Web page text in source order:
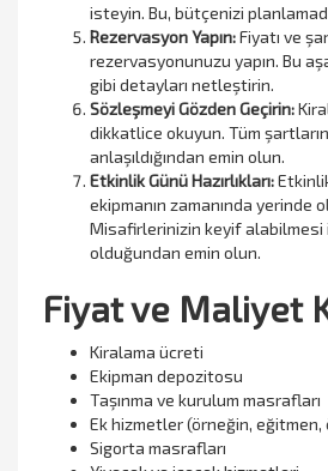
isteyin. Bu, bütçenizi
Rezervasyon Yapın:Fiyatı ve
rezervasyonunuzu yapın. Bu
gibi detayları netleştirin.
Sözleşmeyi Gözden Geçirin:
dikkatlice okuyun. Tüm
anlaşıldığından emin olun.
Etkinlik Günü Hazırlıkları:
ekipmanın zamanında yerinde
Misafirlerinizin keyif alabilmesi
olduğundan emin olun.
Fiyat ve Maliyet
Kiralama ücreti
Ekipman depozitosu
Taşınma ve kurulum masrafları
Ek hizmetler (örneğin, eğitmen,
Sigorta masrafları